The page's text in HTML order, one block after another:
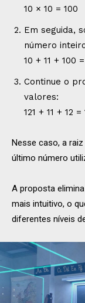
10 × 10 = 100
Em seguida,
número
10 + 11 + 100 =
Continue o
valores:
121 + 11 + 12 =
Nesse caso, a
último número
A proposta
mais intuitivo, o
diferentes níveis